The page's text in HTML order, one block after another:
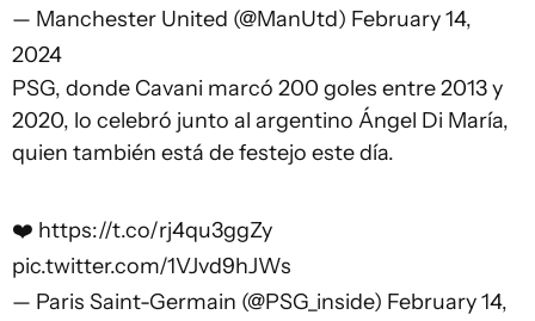
— Manchester United (@ManUtd) February 14,
2024
PSG, donde Cavani marcó 200 goles entre 2013 y
2020, lo celebró junto al argentino Ángel Di María,
quien también está de festejo este día.
❤️ https://t.co/rj4qu3ggZy
pic.twitter.com/1VJvd9hJWs
— Paris Saint-Germain (@PSG_inside) February 14,